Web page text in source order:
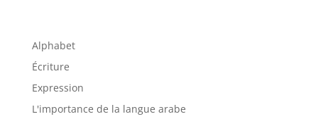
a
t
i
Alphabet
Écriture
Expression
L'importance de la langue arabe